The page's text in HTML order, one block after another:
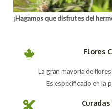
¡Hagamos que disfrutes del
Flores
La gran mayoría de
Es especificado en la